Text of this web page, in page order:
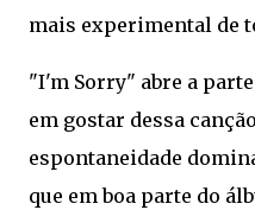
mais experimental de
"I'm Sorry" abre a
em gostar dessa
espontaneidade
que em boa parte do